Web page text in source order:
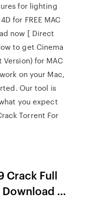
for lighting
for FREE MAC
now [ Direct
to get Cinema
Version) for MAC
on your Mac,
Our tool is
you expect
Torrent For
Crack Full
...